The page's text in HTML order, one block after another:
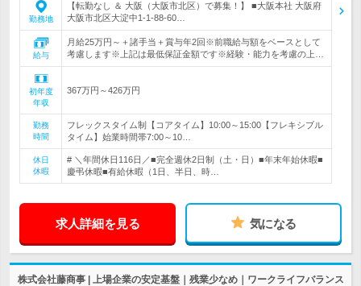
勤務地
【転勤なし ＆ 大阪（大阪市北区）で募集！】 ■大阪本社 大阪府
大阪市北区大淀中1-1-88-60…
給与
月給25万円～＋諸手当＋賞与年2回※前職給与額をベースとして
考慮します※上記は最低保証金額です※経験・能力を考慮の上…
初年度
年収
367万円～426万円
勤務
時間
フレックスタイム制【コアタイム】10:00～15:00【フレキシブル
タイム】始業時間帯7:00～10…
休日
休暇
# ＼年間休日116日／■完全週休2日制（土・日）■年末年始休暇■
慶弔休暇■有給休暇（1日、半日、時…
求人詳細を見る 気になる
株式会社藤商事 | 上場企業の安定基盤｜残業少なめ｜ワークライフバランス